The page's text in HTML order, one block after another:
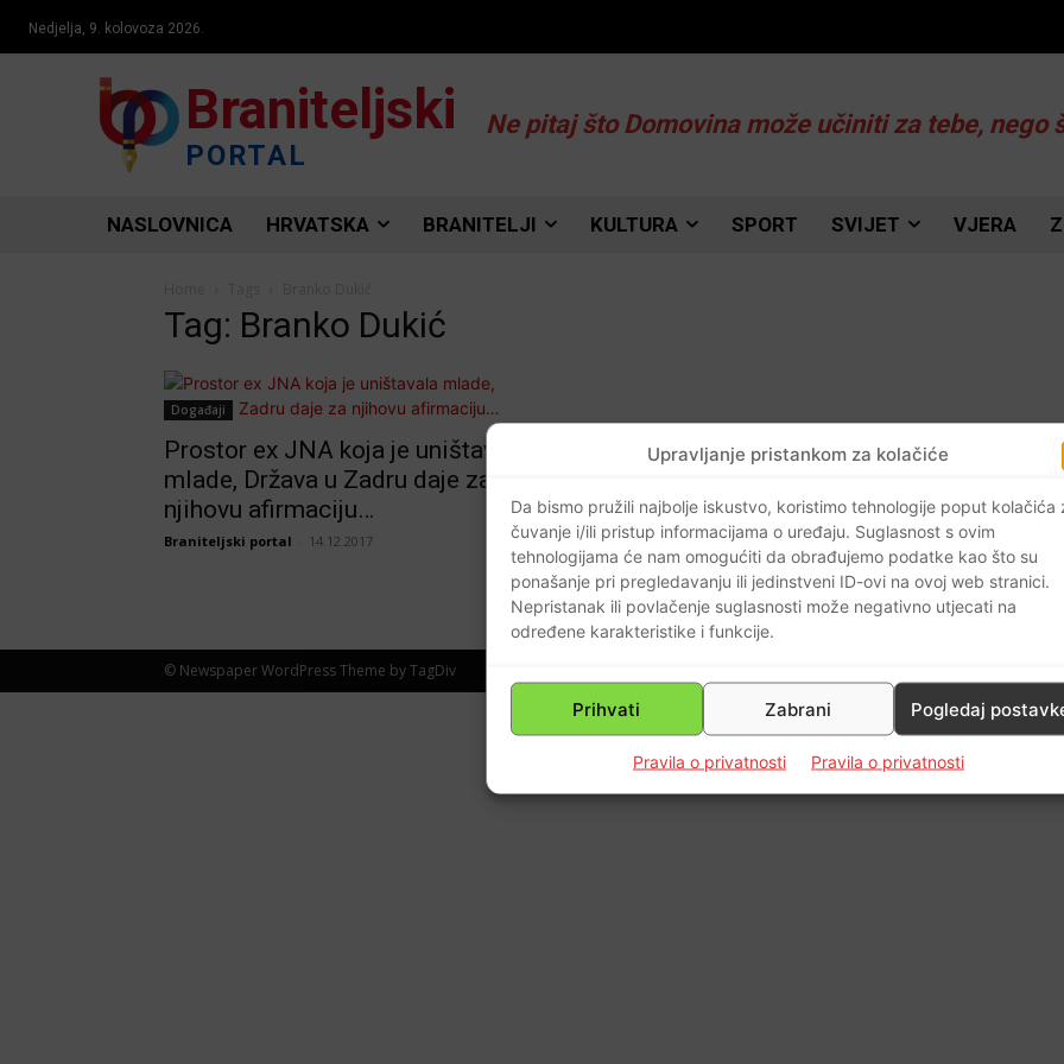
Upravljanje pristankom za kolačiće
Da bismo pružili najbolje iskustvo, koristimo tehnologije poput kolačića
čuvanje i/ili pristup informacijama o uređaju. Suglasnost s ovim
tehnologijama će nam omogućiti da obrađujemo podatke kao što su
ponašanje pri pregledavanju ili jedinstveni ID-ovi na ovoj web stranici.
Nepristanak ili povlačenje suglasnosti može negativno utjecati na
određene karakteristike i funkcije.
Prihvati Zabrani Pogledaj
Pravila o privatnosti Pravila o privatnosti
Nedjelja, 9. kolovoza 2026.
Braniteljski
PORTAL
Ne pitaj što Domovina može učiniti za tebe, nego
NASLOVNICA HRVATSKA BRANITELJI KULTURA SPORT SVIJET VJERA
Tag: Branko Dukić
Događaji
Prostor ex JNA koja je uništavala
mlade, Država u Zadru daje za
njihovu afirmaciju…
Braniteljski portal 14.12.2017 0
© Newspaper WordPress Theme by TagDiv